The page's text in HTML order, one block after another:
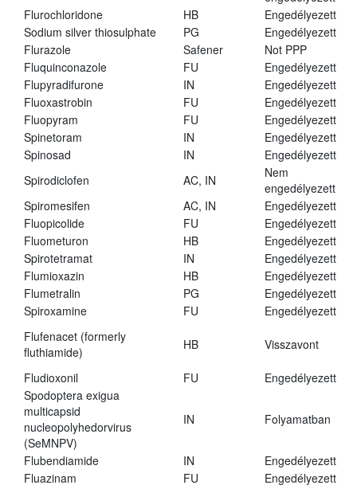
Flurochloridone
HB
Engedélyezett
Sodium silver thiosulphate
PG
Engedélyezett
Flurazole
Safener
Not PPP
Fluquinconazole
FU
Engedélyezett
Flupyradifurone
IN
Engedélyezett
Fluoxastrobin
FU
Engedélyezett
Fluopyram
FU
Engedélyezett
Spinetoram
IN
Engedélyezett
Spinosad
IN
Engedélyezett
Spirodiclofen
AC, IN
Nem
engedélyezett
Spiromesifen
AC, IN
Engedélyezett
Fluopicolide
FU
Engedélyezett
Fluometuron
HB
Engedélyezett
Spirotetramat
IN
Engedélyezett
Flumioxazin
HB
Engedélyezett
Flumetralin
PG
Engedélyezett
Spiroxamine
FU
Engedélyezett
Flufenacet (formerly
fluthiamide)
HB Visszavont
Fludioxonil FU
Engedélyezett
Spodoptera exigua
multicapsid
nucleopolyhedorvirus
(SeMNPV)
IN Folyamatban
Flubendiamide IN
Engedélyezett
Fluazinam
FU
Engedélyezett